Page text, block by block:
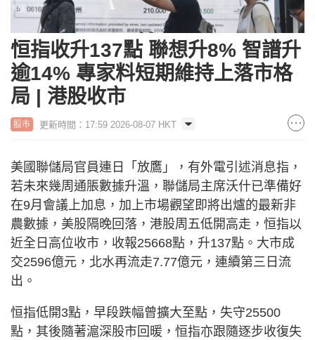
恒指收升137點 聯想升8% 智譜升
逾14% 專家料短期維持上落市格
局 | 港股收市
股市 更新時間：17:59 2026-08-07 HKT
美國聯儲局官員連日「放鷹」，有外電引述消息指，
若未來幾周通脹數據升溫，聯儲局主席沃什已準備好
在9月會議上加息，加上市場觀望即將出爐的最新非
農數據，美股隔晚回落，港股周五低開高走，恒指以
近全日高位收市，收報25668點，升137點。大市成
交2596億元，北水再流走7.77億元，連續第三日流
出。
恒指低開3點，早段跌幅曾擴大至點，失守25500
點，其後隨著滬深股市回暖，恒指亦跟隨逐步收復失